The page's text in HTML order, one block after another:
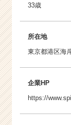
33歳
所在地
東京都港区海
企業HP
https://